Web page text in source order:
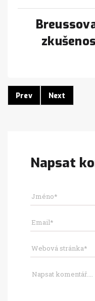
Prev Next
Napsat